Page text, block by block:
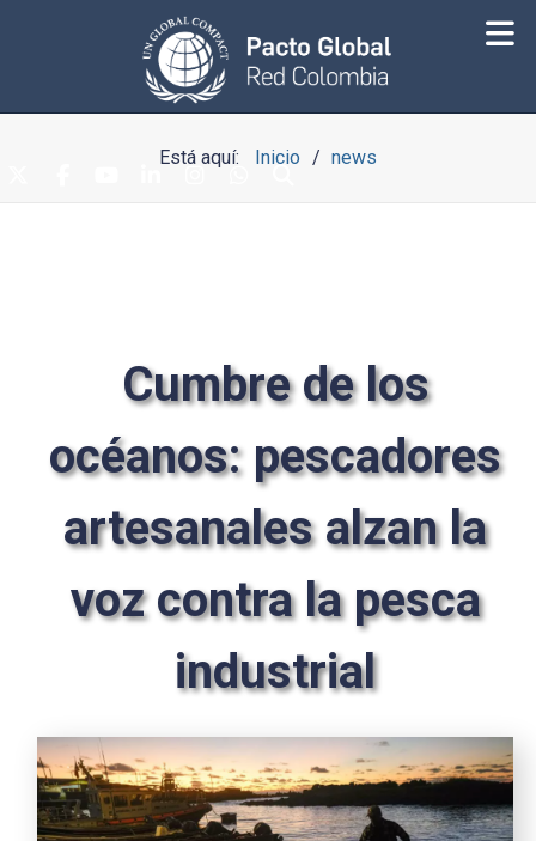
Está aquí: Inicio news
Cumbre de los
océanos: pescadores
artesanales alzan la
voz contra la pesca
industrial